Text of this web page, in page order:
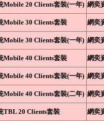
Mobile 20 Clients套裝(一年) 網奕
Mobile 30 Clients套裝 網奕
Mobile 30 Clients套裝(一年) 網奕
Mobile 40 Clients套裝 網奕
Mobile 40 Clients套裝(一年) 網奕
Mobile 40 Clients套裝(二年) 網奕
TBL 20 Clients套裝 網奕